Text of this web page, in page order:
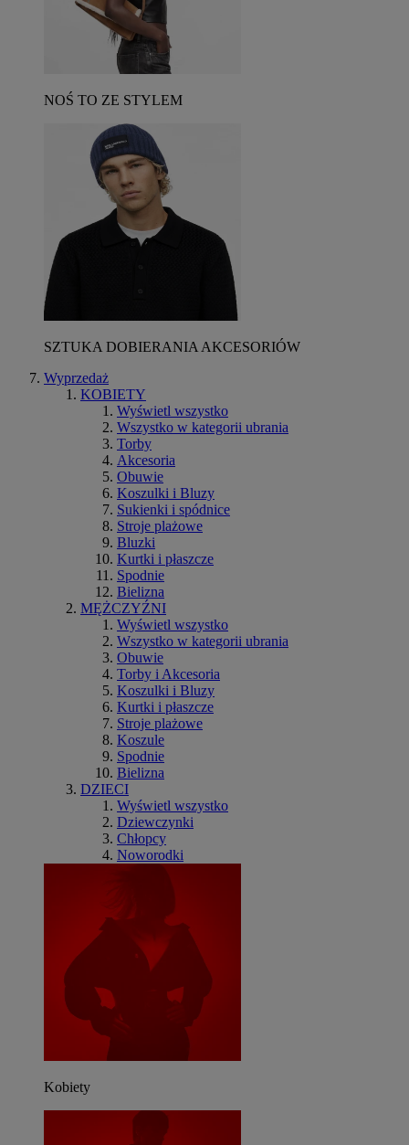
NOŚ TO ZE STYLEM
SZTUKA DOBIERANIA AKCESORIÓW
Wyprzedaż
KOBIETY
Wyświetl wszystko
Wszystko w kategorii ubrania
Torby
Akcesoria
Obuwie
Koszulki i Bluzy
Sukienki i spódnice
Stroje plażowe
Bluzki
Kurtki i płaszcze
Spodnie
Bielizna
MĘŻCZYŹNI
Wyświetl wszystko
Wszystko w kategorii ubrania
Obuwie
Torby i Akcesoria
Koszulki i Bluzy
Kurtki i płaszcze
Stroje plażowe
Koszule
Spodnie
Bielizna
DZIECI
Wyświetl wszystko
Dziewczynki
Chłopcy
Noworodki
Kobiety